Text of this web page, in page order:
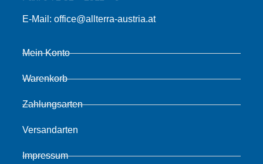
E-Mail:office@allterra-austria.at
Mein Konto
Warenkorb
Zahlungsarten
Versandarten
Impressum